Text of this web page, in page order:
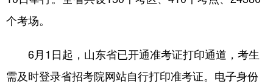
亚太网
地方频道
个考场。
6月1日起，山东省已开通准考证打印通道，考生
需及时登录省招考院网站自行打印准考证。电子身份